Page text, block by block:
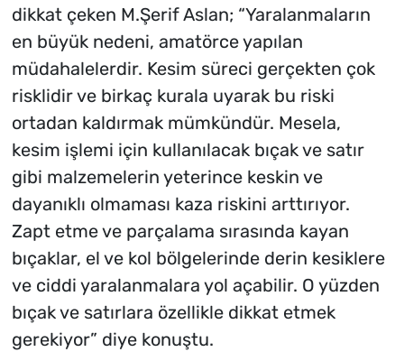
dikkat çeken M.Şerif Aslan; “Yaralanmaların
en büyük nedeni, amatörce yapılan
müdahalelerdir. Kesim süreci gerçekten çok
risklidir ve birkaç kurala uyarak bu riski
ortadan kaldırmak mümkündür. Mesela,
kesim işlemi için kullanılacak bıçak ve satır
gibi malzemelerin yeterince keskin ve
dayanıklı olmaması kaza riskini arttırıyor.
Zapt etme ve parçalama sırasında kayan
bıçaklar, el ve kol bölgelerinde derin kesiklere
ve ciddi yaralanmalara yol açabilir. O yüzden
bıçak ve satırlara özellikle dikkat etmek
gerekiyor” diye konuştu.